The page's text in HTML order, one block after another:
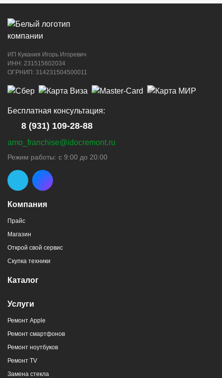
ИП Кукания Игорь Игоревич
ИНН: 231515602034
ОГРНИП: 314231504500011
Компания
Прайс
Магазин
Открой свой сервис
Скупка техники
Каталог
Услуги
Ремонт Apple
Ремонт смартфонов
Ремонт ноутбуков
Ремонт TV
Замена стекла
Бесплатная консультация:
8 (931) 109-28-88
amo_franchise@idocremont.ru
Режим работы: с 9:00 до 20:00